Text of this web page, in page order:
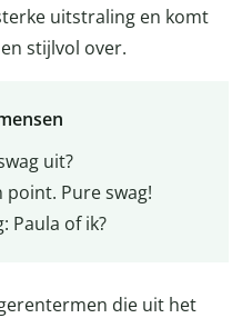
uitstraling en komt
stijlvol over.
uit?
point. Pure swag!
Paula of ik?
die uit het